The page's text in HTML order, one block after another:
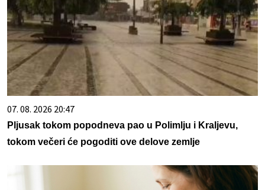
07. 08. 2026 20:47
Pljusak tokom popodneva pao u Polimlju i Kraljevu,
tokom večeri će pogoditi ove delove zemlje